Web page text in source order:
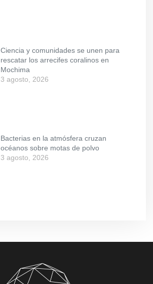
Ciencia y comunidades se unen para
rescatar los arrecifes coralinos en
Mochima
3 agosto, 2026
Bacterias en la atmósfera cruzan
océanos sobre motas de polvo
3 agosto, 2026